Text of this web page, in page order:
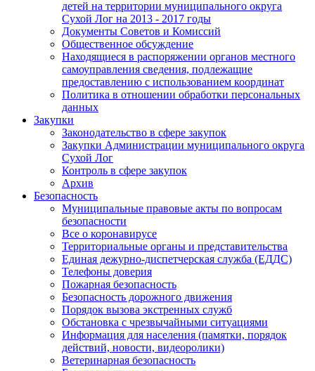
детей на территории муниципального округа
Сухой Лог на 2013 - 2017 годы
Документы Советов и Комиссий
Общественное обсуждение
Находящиеся в распоряжении органов местного
самоуправления сведения, подлежащие
предоставлению с использованием координат
Политика в отношении обработки персональных
данных
Закупки
Законодательство в сфере закупок
Закупки Администрации муниципального округа
Сухой Лог
Контроль в сфере закупок
Архив
Безопасность
Муниципальные правовые акты по вопросам
безопасности
Все о коронавирусе
Территориальные органы и представительства
Единая дежурно-диспетчерская служба (ЕДДС)
Телефоны доверия
Пожарная безопасность
Безопасность дорожного движения
Порядок вызова экстренных служб
Обстановка с чрезвычайными ситуациями
Информация для населения (памятки, порядок
действий, новости, видеоролики)
Ветеринарная безопасность